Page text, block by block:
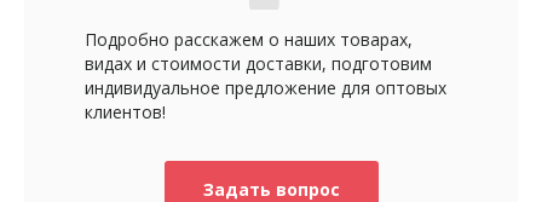
Подробно расскажем о наших товарах,
видах и стоимости доставки, подготовим
индивидуальное предложение для оптовых
клиентов!
Задать вопрос